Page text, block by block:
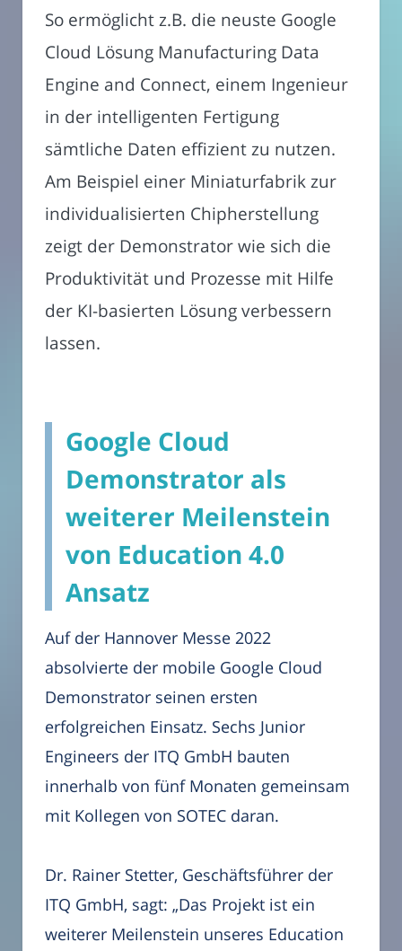
So ermöglicht z.B. die neuste Google
Cloud Lösung Manufacturing Data
Engine and Connect, einem Ingenieur
in der intelligenten Fertigung
sämtliche Daten effizient zu nutzen.
Am Beispiel einer Miniaturfabrik zur
individualisierten Chipherstellung
zeigt der Demonstrator wie sich die
Produktivität und Prozesse mit Hilfe
der KI-basierten Lösung verbessern
lassen.
Google Cloud
Demonstrator als
weiterer Meilenstein
von Education 4.0
Ansatz
Auf der Hannover Messe 2022
absolvierte der mobile Google Cloud
Demonstrator seinen ersten
erfolgreichen Einsatz. Sechs Junior
Engineers der ITQ GmbH bauten
innerhalb von fünf Monaten gemeinsam
mit Kollegen von SOTEC daran.
Dr. Rainer Stetter, Geschäftsführer der
ITQ GmbH, sagt: „Das Projekt ist ein
weiterer Meilenstein unseres Education